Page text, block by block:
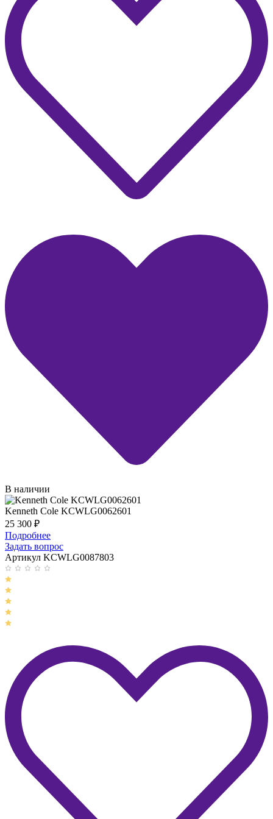
В наличии
Kenneth Cole KCWLG0062601
25 300 ₽
Подробнее
Задать вопрос
Артикул KCWLG0087803